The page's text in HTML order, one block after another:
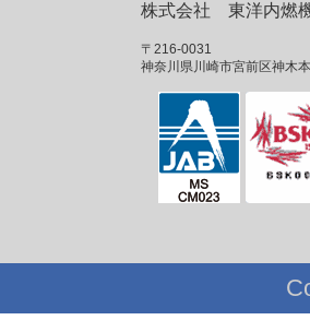
株式会社 東洋内燃
〒216-0031
神奈川県川崎市宮前区神木